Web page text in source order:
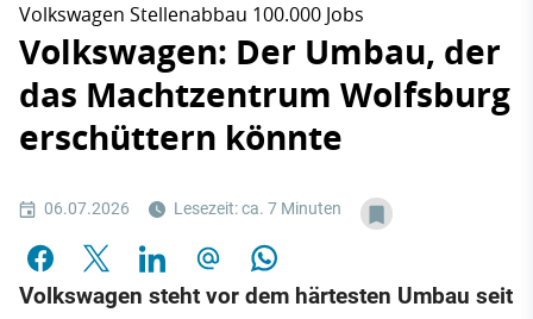
Volkswagen Stellenabbau 100.000 Jobs
Volkswagen: Der Umbau, der
das Machtzentrum Wolfsburg
erschüttern könnte
06.07.2026 Lesezeit: ca. 7 Minuten
Volkswagen steht vor dem härtesten Umbau seit